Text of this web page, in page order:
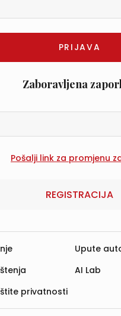
Zaboravljena
REGISTRACIJA
privatnosti
Upute
AI Lab